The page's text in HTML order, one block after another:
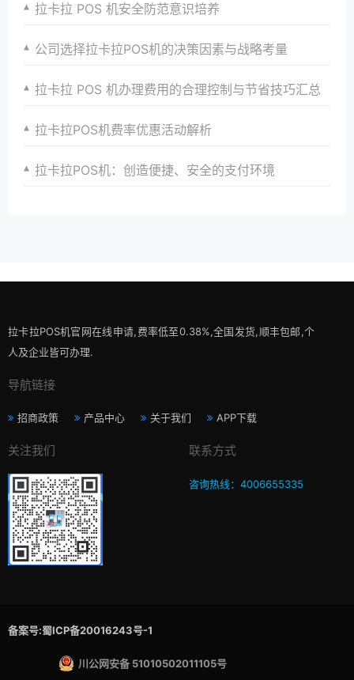
拉卡拉 POS 机安全防范意识培养
公司选择拉卡拉POS机的决策因素与战略考量
拉卡拉 POS 机办理费用的合理控制与节省技巧汇总
拉卡拉POS机费率优惠活动解析
拉卡拉POS机：创造便捷、安全的支付环境
拉卡拉POS机官网在线申请,费率低至0.38%,全国发货,顺丰包邮,个
人及企业皆可办理.
导航链接
招商政策 产品中心 关于我们 APP下载
关注我们 联系方式
咨询热线：4006655335
备案号:蜀ICP备20016243号-1
川公网安备 51010502011105号